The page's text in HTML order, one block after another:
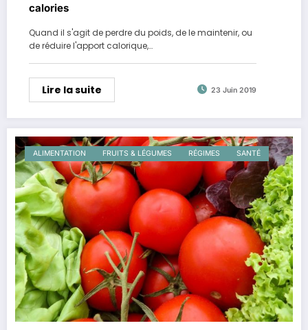
calories
Quand il s'agit de perdre du poids, de le maintenir, ou
de réduire l'apport calorique,…
Lire la suite 23 Juin 2019
ALIMENTATION FRUITS & LÉGUMES RÉGIMES SANTÉ